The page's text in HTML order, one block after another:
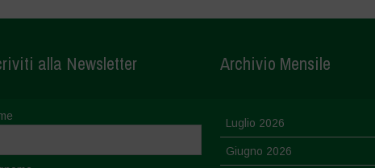
alla Newsletter Archivio Mensile
Luglio 2026
Giugno 2026